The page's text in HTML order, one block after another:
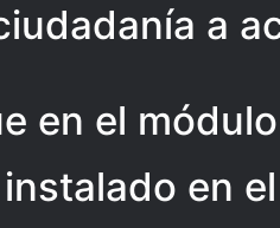
a
en el
en